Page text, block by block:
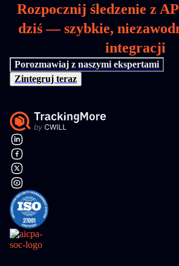
Rozpocznij śledzenie z
dziś — szybkie,
integracji
Porozmawiaj z naszymi ekspertami
Zintegruj teraz